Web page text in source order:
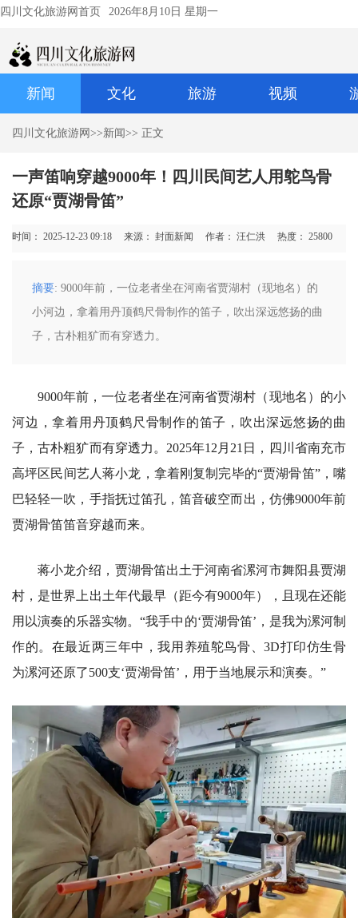
四川文化旅游网首页 2026年8月10日 星期一
新闻 文化 旅游 视频
四川文化旅游网 >>新闻>> 正文
一声笛响穿越9000年！四川民间艺人用鸵鸟骨
还原“贾湖骨笛”
时间： 2025-12-23 09:18 来源： 封面新闻 作者： 汪仁洪 热度： 25800
摘要: 9000年前，一位老者坐在河南省贾湖村（现地名）的
小河边，拿着用丹顶鹤尺骨制作的笛子，吹出深远悠扬的曲
子，古朴粗犷而有穿透力。
9000年前，一位老者坐在河南省贾湖村（现地名）的小
河边，拿着用丹顶鹤尺骨制作的笛子，吹出深远悠扬的曲
子，古朴粗犷而有穿透力。2025年12月21日，四川省南充市
高坪区民间艺人蒋小龙，拿着刚复制完毕的“贾湖骨笛”，嘴
巴轻轻一吹，手指抚过笛孔，笛音破空而出，仿佛9000年前
贾湖骨笛笛音穿越而来。
蒋小龙介绍，贾湖骨笛出土于河南省漯河市舞阳县贾湖
村，是世界上出土年代最早（距今有9000年），且现在还能
用以演奏的乐器实物。“我手中的‘贾湖骨笛’，是我为漯河制
作的。在最近两三年中，我用养殖鸵鸟骨、3D打印仿生骨
为漯河还原了500支‘贾湖骨笛’，用于当地展示和演奏。”